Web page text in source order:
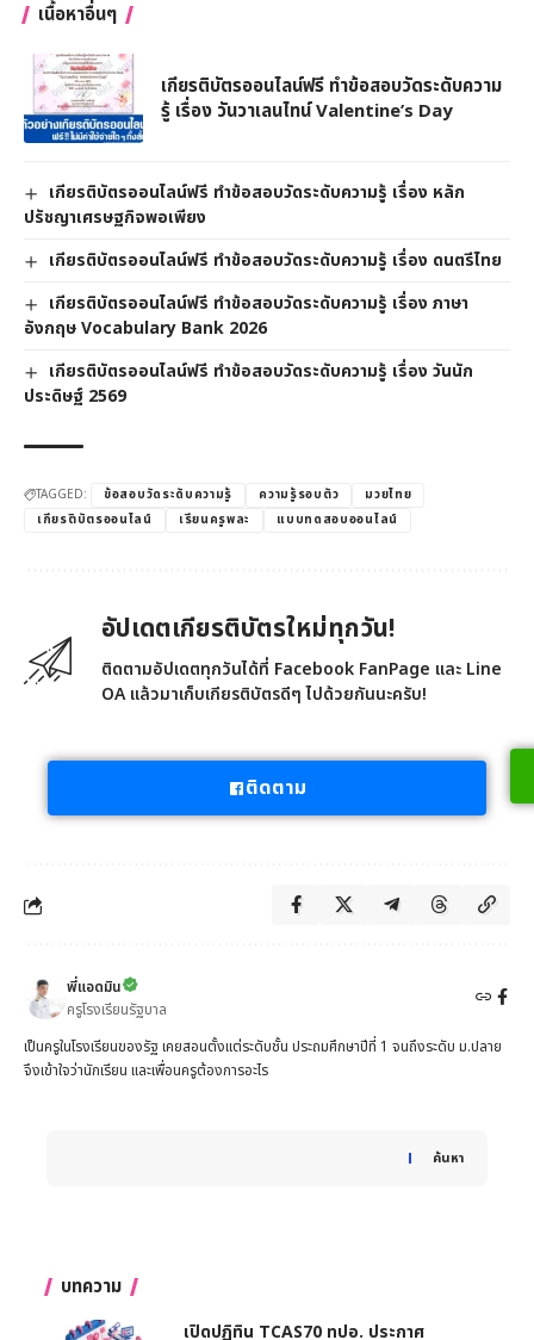
เนื้อหาอื่นๆ
เกียรติบัตรออนไลน์ฟรี ทำข้อสอบวัดระดับความ
รู้ เรื่อง วันวาเลนไทน์ Valentine’s Day
เกียรติบัตรออนไลน์ฟรี ทำข้อสอบวัดระดับความรู้ เรื่อง หลัก
ปรัชญาเศรษฐกิจพอเพียง
เกียรติบัตรออนไลน์ฟรี ทำข้อสอบวัดระดับความรู้ เรื่อง ดนตรีไทย
เกียรติบัตรออนไลน์ฟรี ทำข้อสอบวัดระดับความรู้ เรื่อง ภาษา
อังกฤษ Vocabulary Bank 2026
เกียรติบัตรออนไลน์ฟรี ทำข้อสอบวัดระดับความรู้ เรื่อง วันนัก
ประดิษฐ์ 2569
TAGGED: ข้อสอบวัดระดับความรู้ ความรู้รอบตัว
มวยไทย
เกียรติบัตรออนไลน์
เรียนครูพละ แบบทดสอบออนไลน์
อัปเดตเกียรติบัตรใหม่ทุกวัน!
ติดตามอัปเดตทุกวันได้ที่ Facebook FanPage และ Line
OA แล้วมาเก็บเกียรติบัตรดีๆ ไปด้วยกันนะครับ!
ติดตาม
พี่แอดมิน
ครูโรงเรียนรัฐบาล
เป็นครูในโรงเรียนของรัฐ เคยสอนตั้งแต่ระดับชั้น ประถมศึกษาปีที่ 1 จนถึงระดับ ม.ปลาย
จึงเข้าใจว่านักเรียน และเพื่อนครูต้องการอะไร
ค้นหา
When autocomplete results are available use up and
บทความ
เปิดปฏิทิน TCAS70 ทปอ. ประกาศ